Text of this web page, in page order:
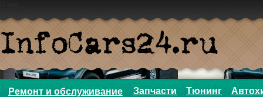
Ремонт и обслуживание Запчасти Тюнинг